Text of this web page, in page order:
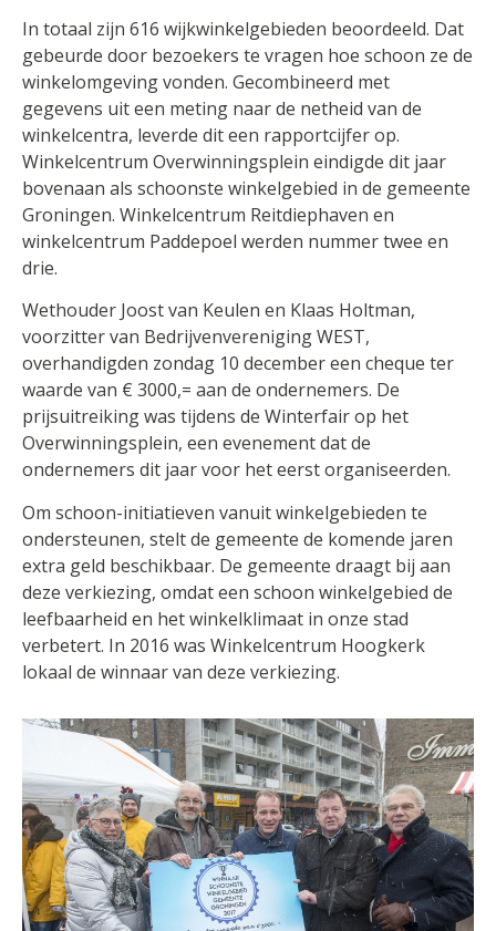
In totaal zijn 616 wijkwinkelgebieden beoordeeld. Dat
gebeurde door bezoekers te vragen hoe schoon ze de
winkelomgeving vonden. Gecombineerd met
gegevens uit een meting naar de netheid van de
winkelcentra, leverde dit een rapportcijfer op.
Winkelcentrum Overwinningsplein eindigde dit jaar
bovenaan als schoonste winkelgebied in de gemeente
Groningen. Winkelcentrum Reitdiephaven en
winkelcentrum Paddepoel werden nummer twee en
drie.
Wethouder Joost van Keulen en Klaas Holtman,
voorzitter van Bedrijvenvereniging WEST,
overhandigden zondag 10 december een cheque ter
waarde van € 3000,= aan de ondernemers. De
prijsuitreiking was tijdens de Winterfair op het
Overwinningsplein, een evenement dat de
ondernemers dit jaar voor het eerst organiseerden.
Om schoon-initiatieven vanuit winkelgebieden te
ondersteunen, stelt de gemeente de komende jaren
extra geld beschikbaar. De gemeente draagt bij aan
deze verkiezing, omdat een schoon winkelgebied de
leefbaarheid en het winkelklimaat in onze stad
verbetert. In 2016 was Winkelcentrum Hoogkerk
lokaal de winnaar van deze verkiezing.